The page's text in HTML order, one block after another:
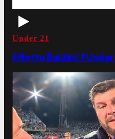
Under 21
Effetto Baldini: